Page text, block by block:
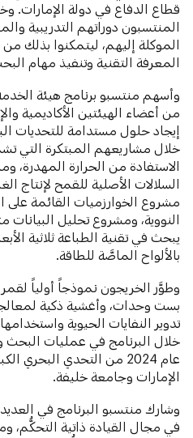
قطاع الدفاع في دولة الإمارات.
المنتسبون دوراتهم التدريبية
الموكلة إليهم، ليتمكنوا بذلك
المعرفة التقنية وتنفيذ مهام
وأسهم منتسبو برنامج هيئة
من أعضاء الهيئتين الأكاديمية
إيجاد حلول مستدامة للتحديات
خلال مشاريعهم المبتكرة التي
الاستفادة من الحرارة المهدرة،
السلالات الأصلية للقمح لإنتاج
مشروع الخوارزميات القائمة على
النووية، ومشروع تحليل
يبحث في تقنية الطباعة ثلاثية
بالألواح الماصَّة للطاقة.
وطوَّر الخريجون نموذجاً أولياً
بست وحدات، وأغشية ذكية
تدوير النفايات الحيوية
خلال البرنامج في عمليات البحث
عام 2024 من التحدي
الإمارات وجامعة خليفة.
وشارك منتسبو البرنامج في
في مجال القيادة ذاتية التحكُّم،